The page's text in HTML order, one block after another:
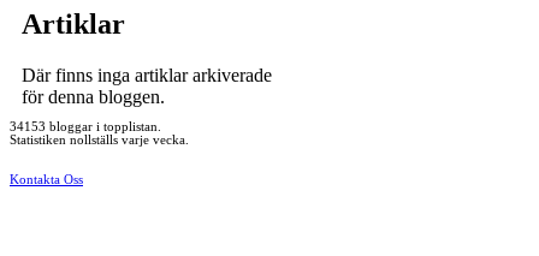
Artiklar
Där finns inga artiklar arkiverade
för denna bloggen.
34153 bloggar i topplistan.
Statistiken nollställs varje vecka.
Kontakta Oss